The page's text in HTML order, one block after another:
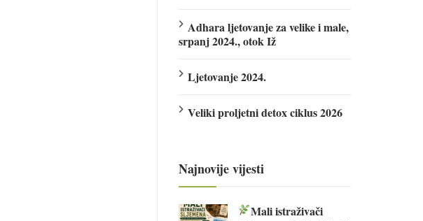
Adhara ljetovanje za velike i male,
srpanj 2024., otok Iž
Ljetovanje 2024.
Veliki proljetni detox ciklus 2026
Najnovije vijesti
Mali istraživači